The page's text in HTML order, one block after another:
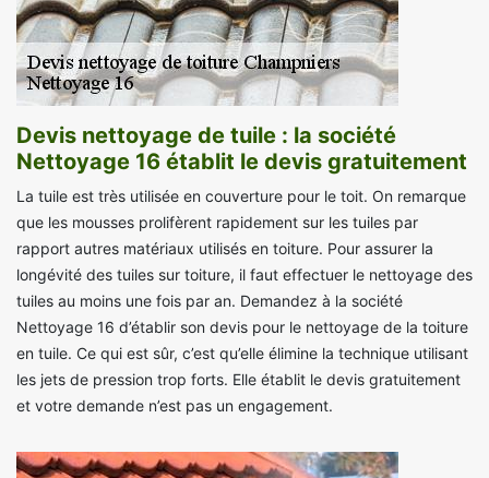
Devis nettoyage de tuile : la société
Nettoyage 16 établit le devis gratuitement
La tuile est très utilisée en couverture pour le toit. On remarque
que les mousses prolifèrent rapidement sur les tuiles par
rapport autres matériaux utilisés en toiture. Pour assurer la
longévité des tuiles sur toiture, il faut effectuer le nettoyage des
tuiles au moins une fois par an. Demandez à la société
Nettoyage 16 d’établir son devis pour le nettoyage de la toiture
en tuile. Ce qui est sûr, c’est qu’elle élimine la technique utilisant
les jets de pression trop forts. Elle établit le devis gratuitement
et votre demande n’est pas un engagement.